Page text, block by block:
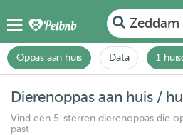
Zeddam
Oppas aan huis Data 1
Dierenoppas aan huis /
Vind een 5-sterren dierenoppas die
past